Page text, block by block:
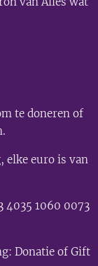
te doneren of
elke euro is van
4035 1060 0073
Donatie of Gift